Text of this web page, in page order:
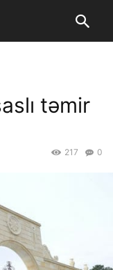
təmir
0
217